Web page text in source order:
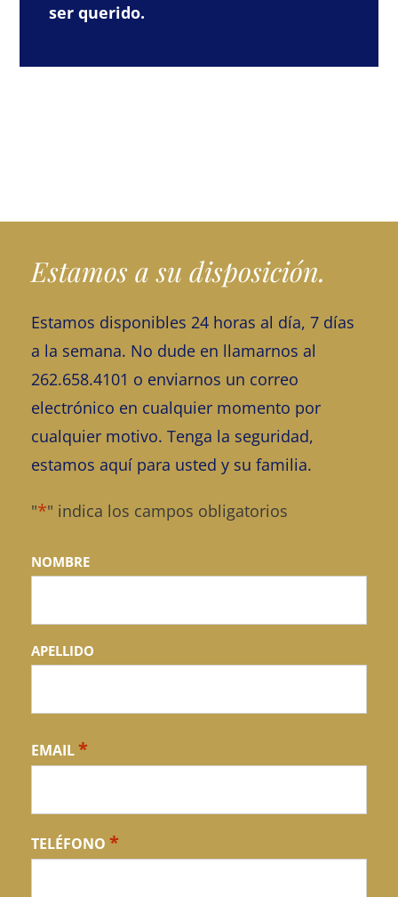
ser querido.
Estamos a su disposición.
Estamos disponibles 24 horas al día, 7 días
a la semana. No dude en llamarnos al
262.658.4101 o enviarnos un correo
electrónico en cualquier momento por
cualquier motivo. Tenga la seguridad,
estamos aquí para usted y su familia.
"*" indica los campos obligatorios
Nombre
*
NOMBRE
APELLIDO
EMAIL*
TELÉFONO *